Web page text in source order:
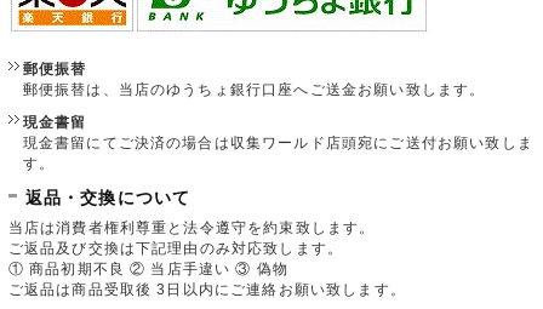
郵便振替
郵便振替は、当店のゆうちょ銀行口座へご送金お願い致します。
現金書留
現金書留にてご決済の場合は収集ワールド店頭宛にご送付お願い致しま
す。
返品・交換について
当店は消費者権利尊重と法令遵守を約束致します。
ご返品及び交換は下記理由のみ対応致します。
① 商品初期不良 ② 当店手違い ③ 偽物
ご返品は商品受取後 3日以内にご連絡お願い致します。